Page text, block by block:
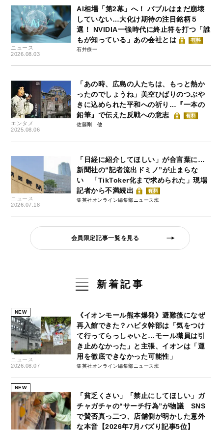
ニュース
2026.08.03
AI相場「第2幕」へ！ バブルはまだ崩壊
していない…大化け期待の注目銘柄５
選！ NVIDIA一強時代に終止符を打つ「誰
もが知っている」あの会社とは
有料
石井僚一
エンタメ
2025.08.06
「あの時、広島の人たちは、もっと熱か
ったのでしょうね」美空ひばりのつぶや
きに込められた平和への祈り…『一本の
鉛筆』で伝えた反戦への意志
有料
佐藤剛
ニュース
2026.07.18
「日経に紹介してほしい」が合言葉に…
新聞社の“記者流出ドミノ”が止まらな
い 「TikToker化まで求められた」現場
記者から不満続出
有料
集英社オンライン編集部ニュース班
会員限定記事一覧を見る
新着記事
NEW
ニュース
2026.08.07
《イオンモール熊本爆発》避難後になぜ
再入館できた？ハビタ幹部は「気をつけ
て行ってらっしゃいと…モール職員は引
き止めなかった」と主張、イオンは「運
用を徹底できなかった可能性」
集英社オンライン編集部ニュース班
NEW
「貧乏くさい」「禁止にしてほしい」ガ
チャガチャの“サーチ行為”が物議 SNS
で賛否真っ二つ、店舗側が明かした意外
な本音【2026年7月バズり記事5位】